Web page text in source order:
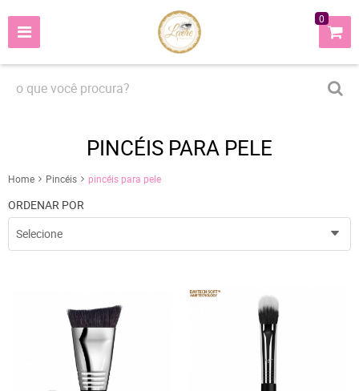
0
PINCÉIS PARA PELE
Home Pincéis pincéis para pele
ORDENAR POR
Selecione